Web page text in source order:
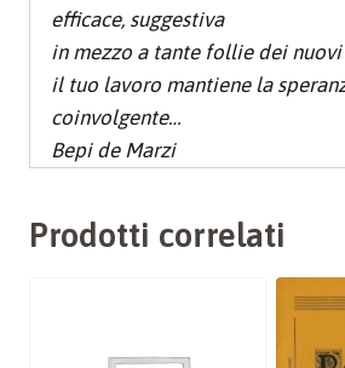
efficace, suggestiva
in mezzo a tante follie dei
il tuo lavoro mantiene la
coinvolgente…
Bepi de Marzi
Prodotti correlati